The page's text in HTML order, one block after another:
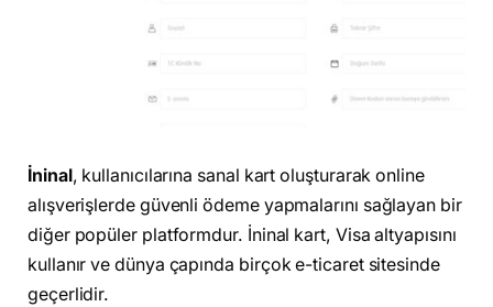
İninal, kullanıcılarına sanal kart oluşturarak online
alışverişlerde güvenli ödeme yapmalarını sağlayan bir
diğer popüler platformdur. İninal kart, Visa altyapısını
kullanır ve dünya çapında birçok e-ticaret sitesinde
geçerlidir.